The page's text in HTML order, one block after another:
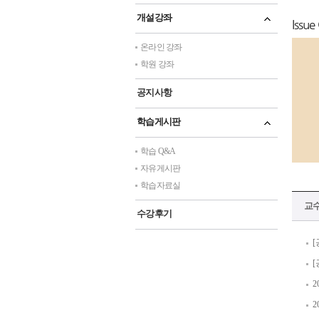
개설강좌
온라인 강좌
학원 강좌
공지사항
학습게시판
학습 Q&A
자유게시판
학습자료실
수강후기
교
[
[